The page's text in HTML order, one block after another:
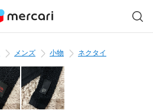
メンズ 小物 ネクタイ